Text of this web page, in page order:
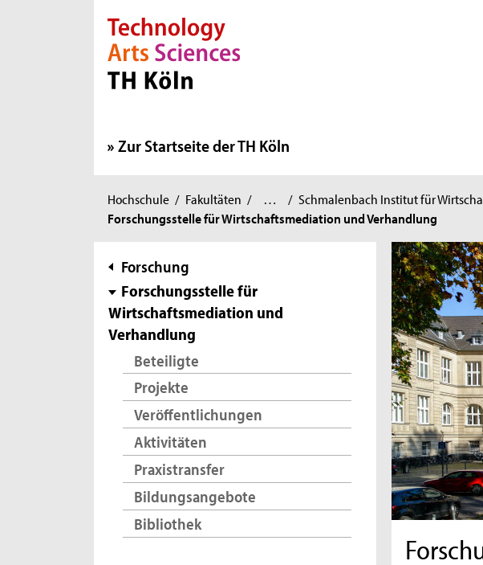
Direkt zur Hauptnavigation
Direkt zur Subnavigation
Direkt zum Inhalt
Direkt zum Fußbereich
Zur Startseite der TH Köln
Sie
sind
Hochschule / Fakultäten / … /
Wirtschafts-
und
Schmalenbach Institut für
Forschungsstelle für Wirtschaftsmediation und Verhandlung
Subnavigation
Forschung
Forschungsstelle für
Wirtschaftsmediation und
Verhandlung
Beteiligte
Projekte
Veröffentlichungen
Aktivitäten
Praxistransfer
Bildungsangebote
Bibliothek